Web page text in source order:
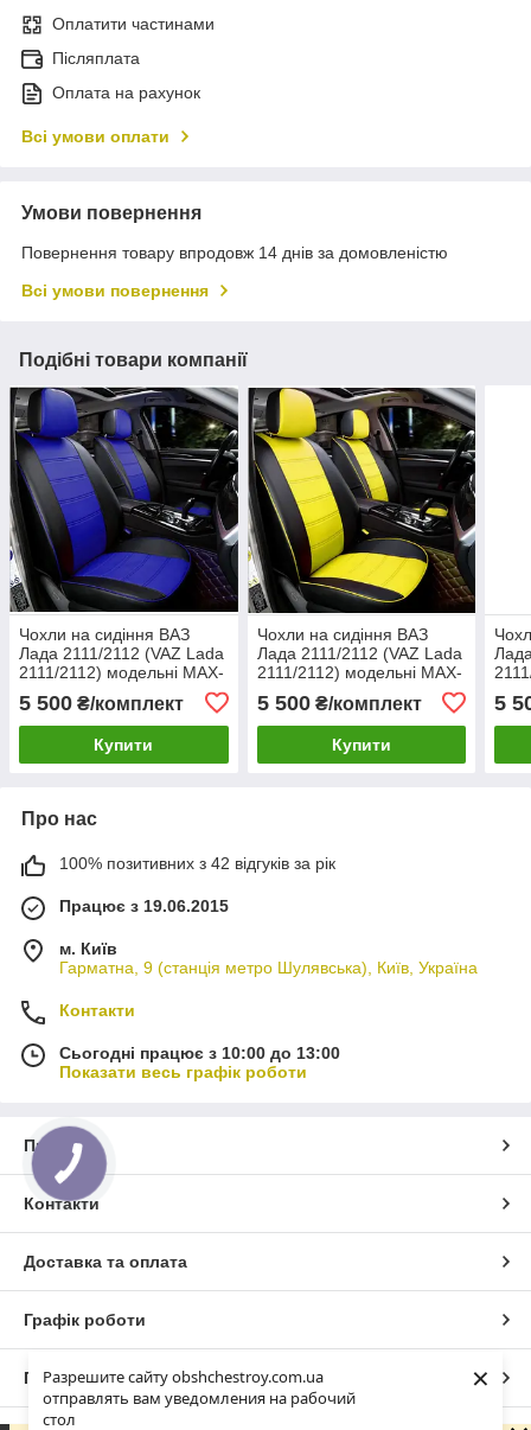
Разрешите сайту obshchestroy.com.ua
отправлять вам уведомления на рабочий
стол
×
Оплатити частинами
Післяплата
Оплата на рахунок
Всі умови оплати
Умови повернення
Повернення товару впродовж 14 днів за домовленістю
Всі умови повернення
Подібні товари компанії
Чохли на сидіння ВАЗ
Лада 2111/2112 (VAZ Lada
2111/2112) модельні MAX-
N з екошкіри Чорно-синій
5 500 ₴/комплект
Купити
Чохли на сидіння ВАЗ
Лада 2111/2112 (VAZ Lada
2111/2112) модельні MAX-
жовтий
5 500₴/комплект
Купити
5
Про нас
100% позитивних з 42 відгуків за рік
Працює з 19.06.2015
м. Київ
Гарматна, 9 (станція метро Шулявська), Київ, Україна
Контакти
Сьогодні працює з 10:00 до 13:00
Показати весь графік роботи
Про нас
Контакти
Доставка та оплата
Графік роботи
Повна версія сайту